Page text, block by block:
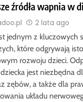
źródła wapnia w
2 lata ago
jednym z kluczowych
które odgrywają
rozwoju dzieci.
jest niezbędna
zębów, a także dla
układu